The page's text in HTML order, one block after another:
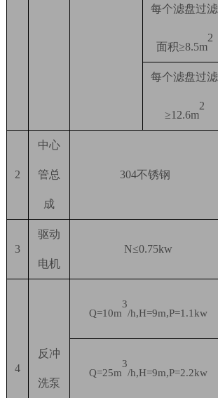
每个滤盘过滤
面积≥8.5m
2
每个滤盘过滤
≥12.6m
2
2
中心
管总
成
304不锈钢
3
驱动
电机
N≤0.75kw
4
反冲
洗泵
Q=10m
3
/h,H=9m,P=1.1kw
Q=25m
3
/h,H=9m,P=2.2kw